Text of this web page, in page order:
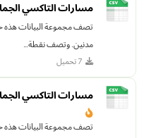
مسارات التاكسي
تصف مجموعة البيانات هذه
مدنين. وتصف نقطة…
مسارات التاكسي
تصف مجموعة البيانات هذه